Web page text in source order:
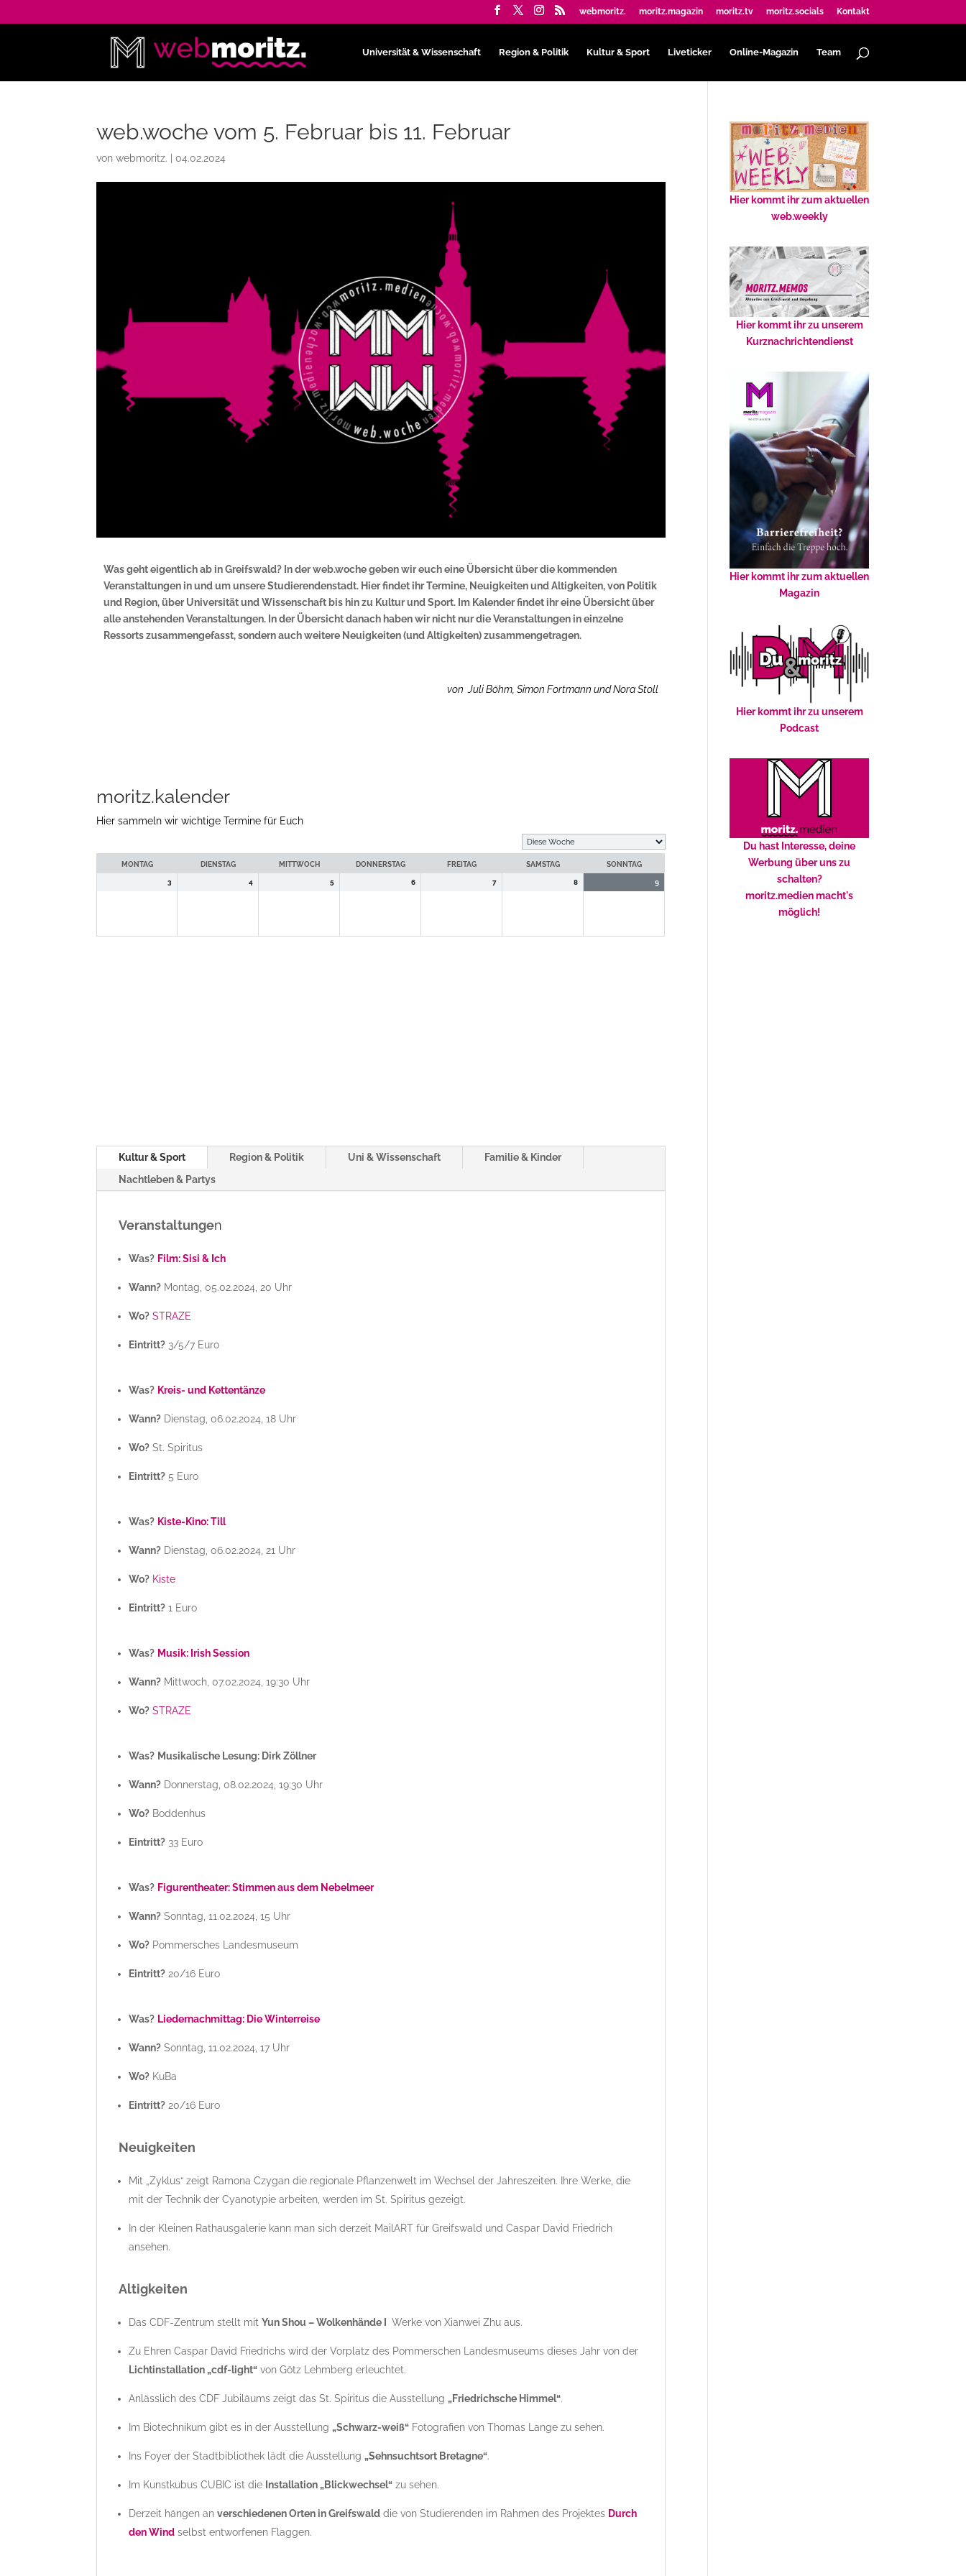
webmoritz. moritz.magazin moritz.tv moritz.socials Kontakt
Universität & Wissenschaft Region & Politik Kultur & Sport Liveticker Online-Magazin Team
web.woche vom 5. Februar bis 11. Februar
vonwebmoritz. |04.02.2024
Was geht eigentlich ab in Greifswald? In der web.woche geben wir euch eine Übersicht über die kommenden
Veranstaltungen in und um unsere Studierendenstadt. Hier findet ihr Termine, Neuigkeiten und Altigkeiten, von Politik
und Region, über Universität und Wissenschaft bis hin zu Kultur und Sport. Im Kalender findet ihr eine Übersicht über
alle anstehenden Veranstaltungen. In der Übersicht danach haben wir nicht nur die Veranstaltungen in einzelne
Ressorts zusammengefasst, sondern auch weitere Neuigkeiten (und Altigkeiten) zusammengetragen.
von Juli Böhm, Simon Fortmann und Nora Stoll
moritz.kalender
Hier sammeln wir wichtige Termine für Euch
der
WocheMONTAG DIENSTAG MITTWOCH DONNERSTAG FREITAG SAMSTAG SONNTAG
3 4 5 6 7 8 9
Kultur & Sport Region & Politik Uni & Wissenschaft
Familie & Kinder
Nachtleben & Partys
Veranstaltungen
Was? Film: Sisi & Ich
Wann? Montag, 05.02.2024, 20 Uhr
Wo? STRAZE
Eintritt? 3/5/7 Euro
Was? Kreis- und Kettentänze
Wann? Dienstag, 06.02.2024, 18 Uhr
Wo? St. Spiritus
Eintritt? 5 Euro
Was? Kiste-Kino: Till
Wann? Dienstag, 06.02.2024, 21 Uhr
Wo? Kiste
Eintritt? 1 Euro
Was? Musik: Irish Session
Wann? Mittwoch, 07.02.2024, 19:30 Uhr
Wo? STRAZE
Was? Musikalische Lesung: Dirk Zöllner
Wann? Donnerstag, 08.02.2024, 19:30 Uhr
Wo? Boddenhus
Eintritt? 33 Euro
Was? Figurentheater: Stimmen aus dem Nebelmeer
Wann? Sonntag, 11.02.2024, 15 Uhr
Wo? Pommersches Landesmuseum
Eintritt? 20/16 Euro
Was? Liedernachmittag: Die Winterreise
Wann? Sonntag, 11.02.2024, 17 Uhr
Wo? KuBa
Eintritt? 20/16 Euro
Neuigkeiten
Mit „Zyklus“ zeigt Ramona Czygan die regionale Pflanzenwelt im Wechsel der Jahreszeiten. Ihre Werke, die
mit der Technik der Cyanotypie arbeiten, werden im St. Spiritus gezeigt.
In der Kleinen Rathausgalerie kann man sich derzeit MailART für Greifswald und Caspar David Friedrich
ansehen.
Altigkeiten
Das CDF-Zentrum stellt mitYun Shou – Wolkenhände I Werke von Xianwei Zhu aus.
Zu Ehren Caspar David Friedrichs wird der Vorplatz des Pommerschen Landesmuseums dieses Jahr von der
Lichtinstallation „cdf-light“ von Götz Lehmberg erleuchtet.
Anlässlich des CDF Jubiläums zeigt das St. Spiritus die Ausstellung„Friedrichsche Himmel“.
Im Biotechnikum gibt es in der Ausstellung„Schwarz-weiß“ Fotografien von Thomas Lange zu sehen.
Ins Foyer der Stadtbibliothek lädt die Ausstellung„Sehnsuchtsort Bretagne“.
Im Kunstkubus CUBIC ist die Installation „Blickwechsel“ zu sehen.
Derzeit hängen anverschiedenen Orten in Greifswald die von Studierenden im Rahmen des Projektes Durch
den Wind selbst entworfenen Flaggen.
Hier kommt ihr zum aktuellen
web.weekly
Hier kommt ihr zu unserem
Kurznachrichtendienst
Hier kommt ihr zum aktuellen
Magazin
Hier kommt ihr zu unserem
Podcast
Du hast Interesse, deine
Werbung über uns zu
schalten?
moritz.medien macht's
möglich!